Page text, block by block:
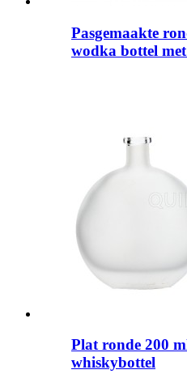
Pasgemaakte
wodka bottel
Plat ronde 200
whiskybottel